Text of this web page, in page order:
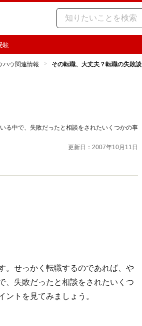
験
ハウ関連情報 その転職、大丈夫？転職の失敗談
る中で、失敗だったと相談をされたいくつかの事
更新日：2007年10月11日
。せっかく転職するのであれば、や
、失敗だったと相談をされたいくつ
トを見てみましょう。